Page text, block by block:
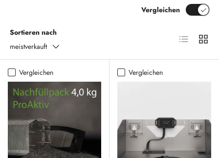
Sortieren nach
meistverkauft
Vergleichen
Produktliste
Vergleichen Vergleichen